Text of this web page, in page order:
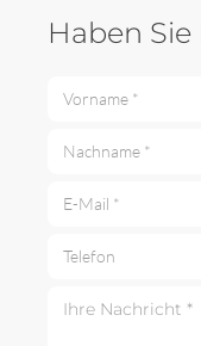
Haben Sie